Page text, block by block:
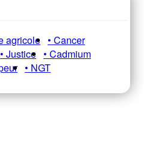
agricole • Cancer
• Justice • Cadmium
• NGT